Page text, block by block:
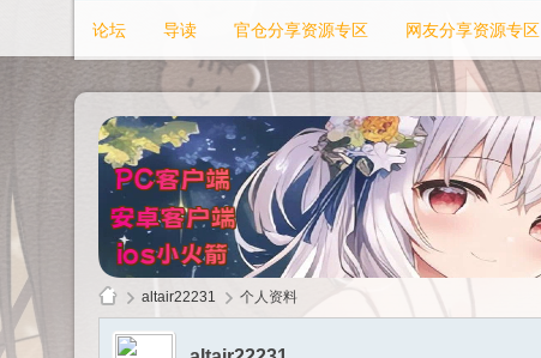
论坛 导读 官仓分享资源专区 网友分享资源专区
altair22231 个人资料